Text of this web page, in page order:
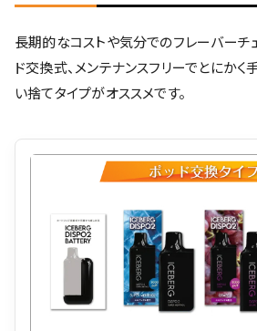
長期的なコストや気分でのフレーバーチ
ド交換式、メンテナンスフリーでとにか
い捨てタイプがオススメです。